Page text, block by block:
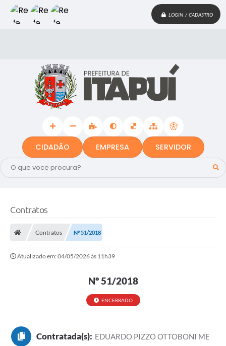
LOGIN / CADASTRO
CIDADÃO EMPRESA SERVIDOR
Contratos
Contratos Nº 51/2018
Atualizado em: 04/05/2026 às 11h39
Nº 51/2018
ENCERRADO
Contratada(s): EDUARDO PIZZO OTTOBONI ME